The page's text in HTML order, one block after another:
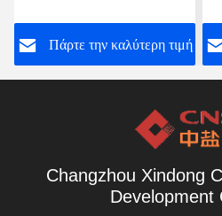
Πάρτε την καλύτερη τιμή
Changzhou Xindong
Development